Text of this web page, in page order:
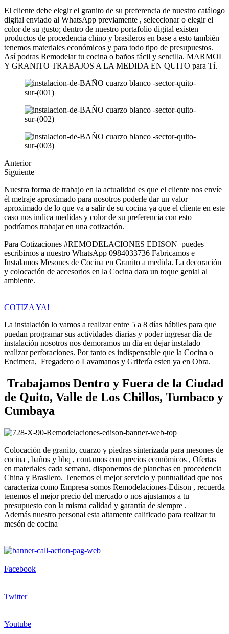
El cliente debe elegir el granito de su preferencia de nuestro catálogo
digital enviado al WhatsApp previamente , seleccionar o elegir el
color de su gusto; dentro de nuestro portafolio digital existen
productos de procedencia chino y brasileros en base a esto también
tenemos materiales económicos y para todo tipo de presupuestos.
Así podras Remodelar tu cocina o baños fácil y sencilla. MARMOL
Y GRANITO TRABAJOS A LA MEDIDA EN QUITO para Tí.
Anterior
Siguiente
Nuestra forma de trabajo en la actualidad es que el cliente nos envíe
él metraje aproximado para nosotros poderle dar un valor
aproximado de lo que va a salir de su cocina ya que el cliente en este
caso nos indica medidas y color de su preferencia con esto
podríamos trabajar en una cotización.
Para Cotizaciones #REMODELACIONES EDISON puedes
escribirnos a nuestro WhatsApp 0984033736 Fabricamos e
Instalamos Mesones de Cocina en Granito a medida. La decoración
y colocación de accesorios en la Cocina dara un toque genial al
ambiente.
COTIZA YA!
La instalación lo vamos a realizar entre 5 a 8 días hábiles para que
puedan programar sus actividades diarias y poder ingresar día de
instalación nosotros nos demoramos un día en dejar instalado
realizar perforaciones. Por tanto es indispensable que la Cocina o
Encimera, Fregadero o Lavamanos y Grifería esten ya en Obra.
Trabajamos Dentro y Fuera de la Ciudad
de Quito, Valle de Los Chillos, Tumbaco y
Cumbaya
Colocación de granito, cuarzo y piedras sinterizada para mesones de
cocina , baños y bbq , contamos con precios económicos , Ofertas
en materiales cada semana, disponemos de planchas en procedencia
China y Brasilero. Tenemos el mejor servicio y puntualidad que nos
caracteriza como Empresa somos Remodelaciones-Edison , recuerda
tenemos el mejor precio del mercado o nos ajustamos a tu
presupuesto con la misma calidad y garantía de siempre .
Además nuestro personal esta altamente calificado para realizar tu
mesón de cocina
Facebook
Twitter
Youtube